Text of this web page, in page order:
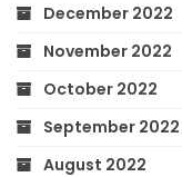
December 2022
November 2022
October 2022
September 2022
August 2022